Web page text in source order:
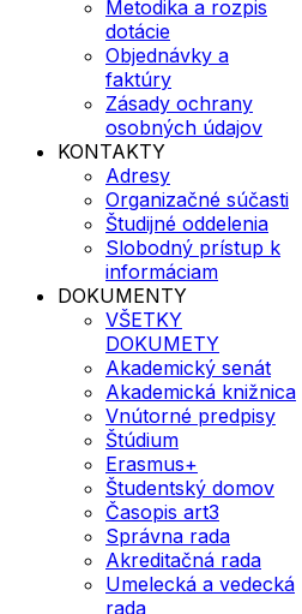
Metodika a rozpis
dotácie
Objednávky a
faktúry
Zásady ochrany
osobných údajov
KONTAKTY
Adresy
Organizačné súčasti
Študijné oddelenia
Slobodný prístup k
informáciam
DOKUMENTY
VŠETKY
DOKUMETY
Akademický senát
Akademická knižnica
Vnútorné predpisy
Štúdium
Erasmus+
Študentský domov
Časopis art3
Správna rada
Akreditačná rada
Umelecká a vedecká
rada